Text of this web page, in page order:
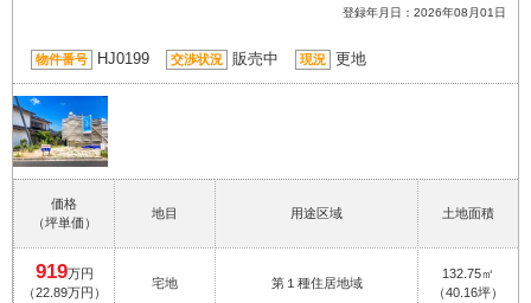
登録年月日：2026年08月01日
物件番号 HJ0199 交渉状況 販売中 現況 更地
価格
（坪単価）
地目 用途区域 土地面積
919万円
（22.89万円）
宅地 第１種住居地域
132.75㎡
（40.16坪）